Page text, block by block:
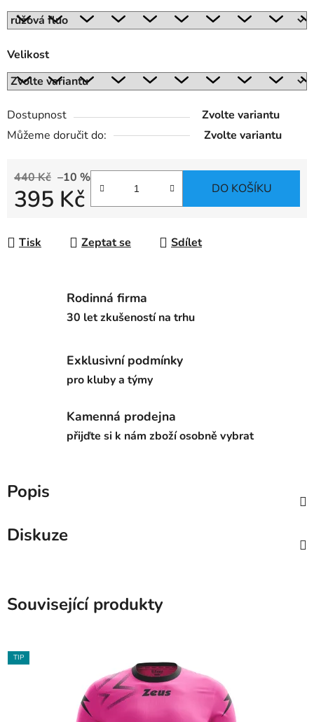
Velikost
Dostupnost
Zvolte variantu
Můžeme doručit do:
Zvolte variantu
440 Kč –10 %
395 Kč DO KOŠÍKU
Tisk Zeptat se Sdílet
Rodinná firma
30 let zkušeností na trhu
Exklusivní podmínky
pro kluby a týmy
Kamenná prodejna
přijďte si k nám zboží osobně vybrat
Popis
Diskuze
Související produkty
TIP